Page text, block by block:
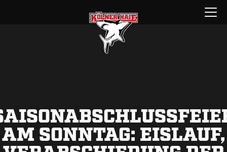
Menü
öffnen
AM SONNTAG: EISLAUF,